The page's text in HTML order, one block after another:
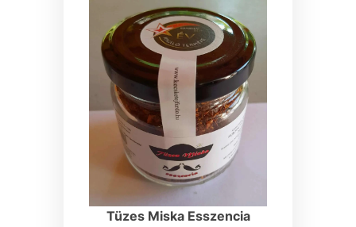
Tüzes Miska Esszencia